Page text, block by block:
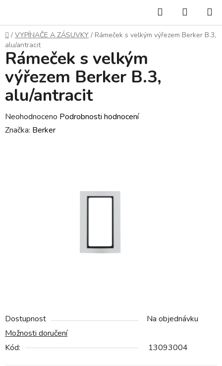
obsah
Hledat
KOŠÍK
Domů
/ VYPÍNAČE A ZÁSUVKY / Rámeček s velkým výřezem Berker B.3,
alu/antracit
Dostupnost
Na objednávku
Možnosti doručení
Kód:
13093004
Rámeček s velkým
výřezem Berker B.3,
alu/antracit
Průměrné
hodnocení
Neohodnoceno Podrobnosti hodnocení
Značka: Berker